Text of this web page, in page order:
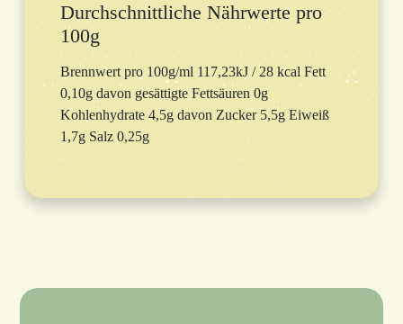
Durchschnittliche Nährwerte pro
100g
Brennwert pro 100g/ml 117,23kJ / 28 kcal Fett
0,10g davon gesättigte Fettsäuren 0g
Kohlenhydrate 4,5g davon Zucker 5,5g Eiweiß
1,7g Salz 0,25g